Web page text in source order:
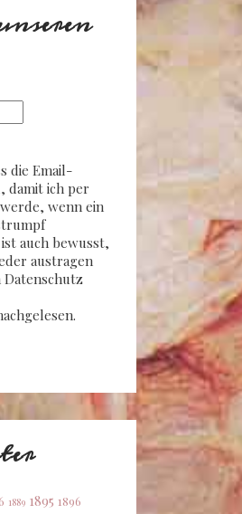
die Email-
damit ich per
wenn ein
auch bewusst,
austragen
Datenschutz
1889 1895 1896